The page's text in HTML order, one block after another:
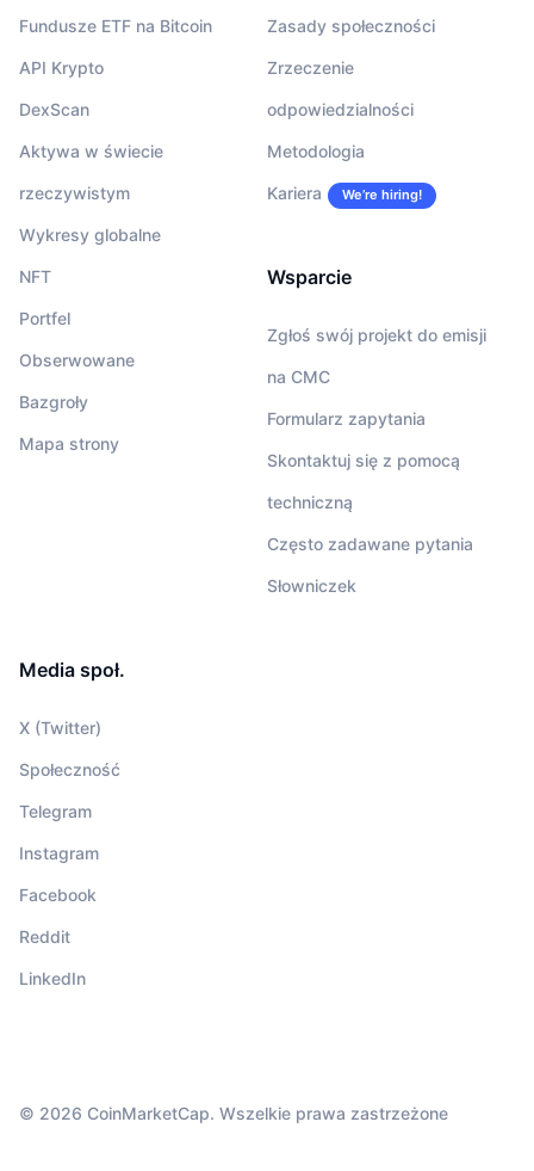
Fundusze ETF na Bitcoin
API Krypto
DexScan
Aktywa w świecie
rzeczywistym
Wykresy globalne
NFT
Portfel
Obserwowane
Bazgroły
Mapa strony
Zasady społeczności
Zrzeczenie
odpowiedzialności
Metodologia
Kariera We’re hiring!
Wsparcie
Zgłoś swój projekt do emisji
na CMC
Formularz zapytania
Skontaktuj się z pomocą
techniczną
Często zadawane pytania
Słowniczek
Media społ.
X (Twitter)
Społeczność
Telegram
Instagram
Facebook
Reddit
LinkedIn
© 2026 CoinMarketCap. Wszelkie prawa zastrzeżone